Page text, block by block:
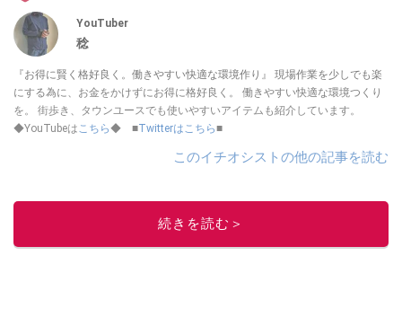
YouTuber
稔
『お得に賢く格好良く。働きやすい快適な環境作り』 現場作業を少しでも楽
にする為に、お金をかけずにお得に格好良く。 働きやすい快適な環境つくり
を。 街歩き、タウンユースでも使いやすいアイテムも紹介しています。
◆YouTubeはこちら◆ ■Twitterはこちら■
このイチオシストの他の記事を読む
続きを読む＞